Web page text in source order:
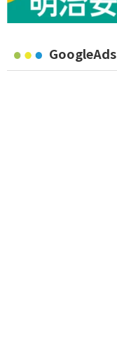
GoogleAds